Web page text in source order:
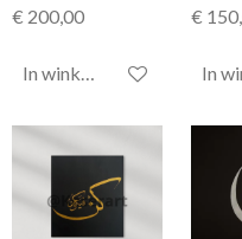
€ 200,00
In winkelwagen
€
In